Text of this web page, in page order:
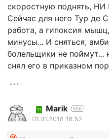
скоростную поднять, НИ
Сейчас для него Тур де
работа, а гипоксия
минусы... И сняться,
болельщики не поймут...
снял его в приказном
11 Marik 656
01.01.2018 16:52